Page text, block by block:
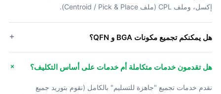
إكسل، وملف CPL (ملف Centroid / Pick & Place).
هل يمكنكم تجميع مكونات BGA و QFN؟
هل تقدمون خدمات متكاملة أم خدمات على أساس التكليف؟
نقدم خدمات تجميع "جاهزة للتسليم" بالكامل (نقوم بتوريد جميع